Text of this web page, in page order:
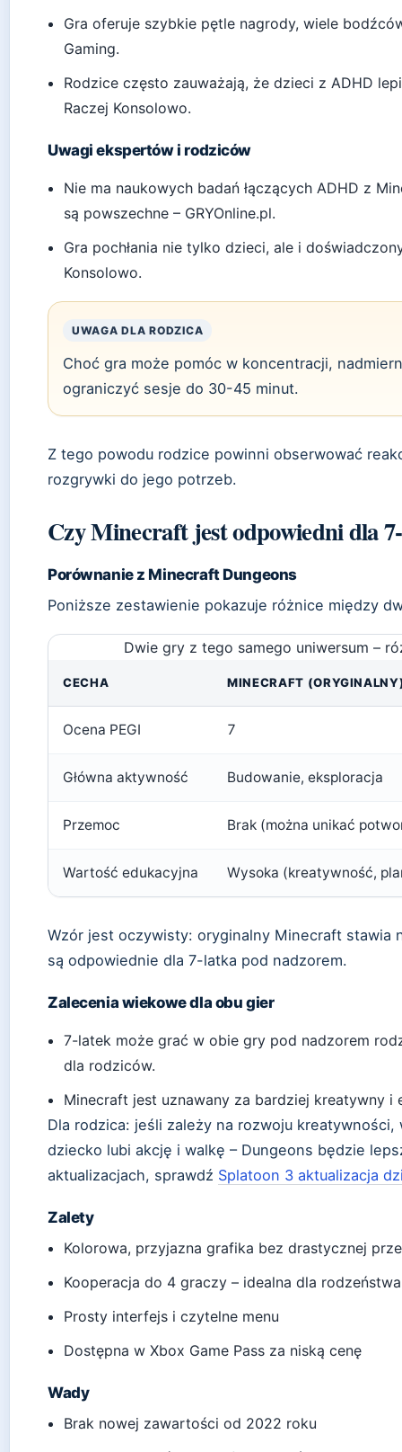
Gra oferuje szybkie pętle nagrody, wiele
Gaming.
Rodzice często zauważają, że dzieci z ADHD
Raczej Konsolowo.
Uwagi ekspertów i rodziców
Nie ma naukowych badań łączących ADHD z
są powszechne – GRYOnline.pl.
Gra pochłania nie tylko dzieci, ale i
Konsolowo.
UWAGA DLA RODZICA
Choć gra może pomóc w koncentracji,
ograniczyć sesje do 30-45 minut.
Z tego powodu rodzice powinni obserwować
rozgrywki do jego potrzeb.
Czy Minecraft jest odpowiedni dla
Porównanie z Minecraft Dungeons
Poniższe zestawienie pokazuje różnice między
Dwie gry z tego samego uniwersum –
CECHA MINECRAFT
Ocena PEGI 7
Główna aktywność Budowanie, eksploracja
Przemoc Brak (można unikać
Wartość edukacyjna Wysoka (kreatywność,
Wzór jest oczywisty: oryginalny Minecraft stawia
są odpowiednie dla 7-latka pod nadzorem.
Zalecenia wiekowe dla obu gier
7-latek może grać w obie gry pod nadzorem
dla rodziców.
Minecraft jest uznawany za bardziej kreatywny i
Dla rodzica: jeśli zależy na rozwoju
dziecko lubi akcję i walkę – Dungeons będzie
aktualizacjach, sprawdź Splatoon 3 aktualizacja
Zalety
Kolorowa, przyjazna grafika bez drastycznej
Kooperacja do 4 graczy – idealna dla rodzeństwa
Prosty interfejs i czytelne menu
Dostępna w Xbox Game Pass za niską cenę
Wady
Brak nowej zawartości od 2022 roku